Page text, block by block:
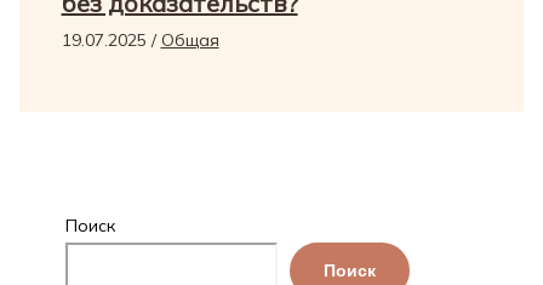
19.07.2025 / Общая
Поиск
Поиск